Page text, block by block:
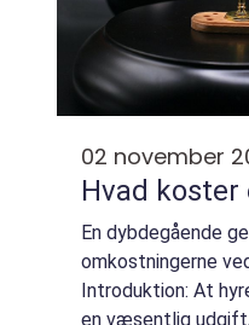
02 november
Hvad koster
En dybdegående
omkostningerne
Introduktion: At
en væsentlig